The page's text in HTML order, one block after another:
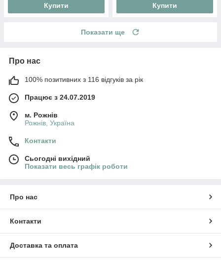
Купити Купити
Показати ще
Про нас
100% позитивних з 116 відгуків за рік
Працює з 24.07.2019
м. Рожнів
Рожнів, Україна
Контакти
Сьогодні вихідний
Показати весь графік роботи
Про нас
Контакти
Доставка та оплата